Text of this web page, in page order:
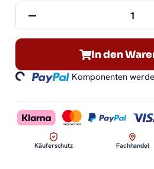
In den
Komponenten
Käuferschutz Fachhandel